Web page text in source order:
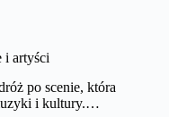
i artyści
po scenie, która
i kultury.…